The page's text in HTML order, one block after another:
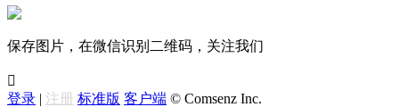
保存图片，在微信识别二维码，关注我们

登录 | 注册 标准版 客户端 © Comsenz Inc.